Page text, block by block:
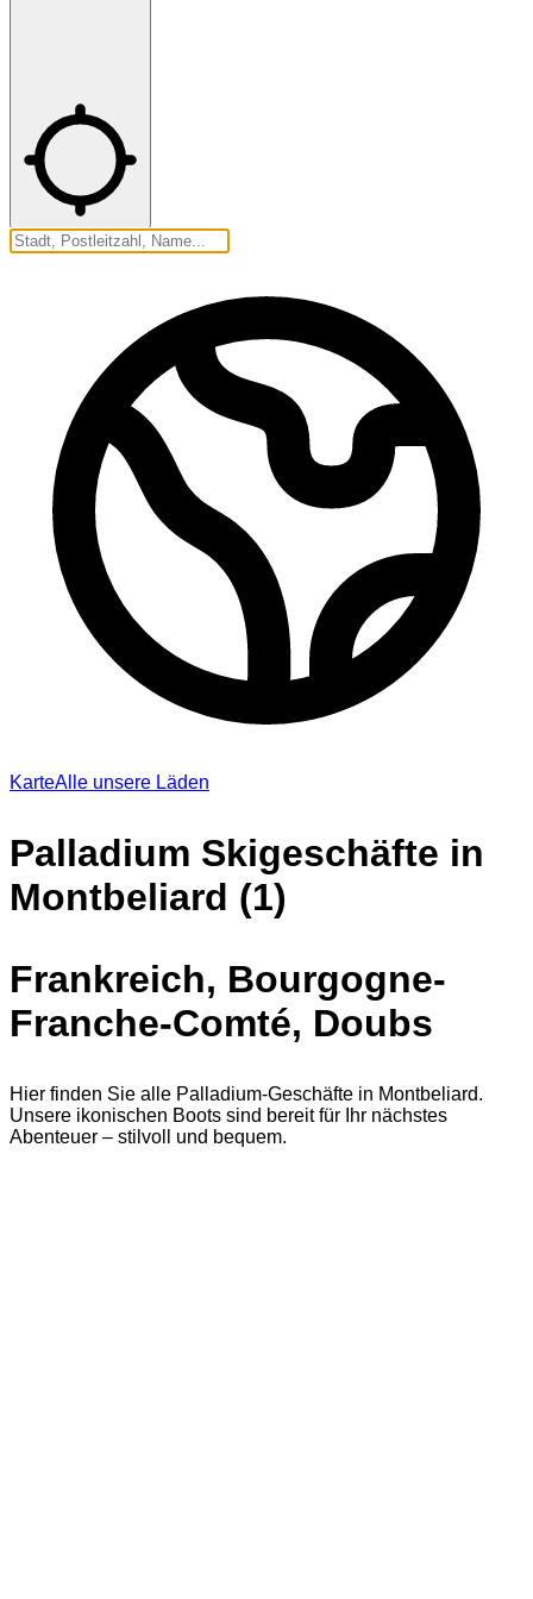
KarteAlle unsere Läden
Palladium Skigeschäfte in
Montbeliard (1)
Frankreich, Bourgogne-
Franche-Comté, Doubs
Hier finden Sie alle Palladium-Geschäfte in Montbeliard.
Unsere ikonischen Boots sind bereit für Ihr nächstes
Abenteuer – stilvoll und bequem.